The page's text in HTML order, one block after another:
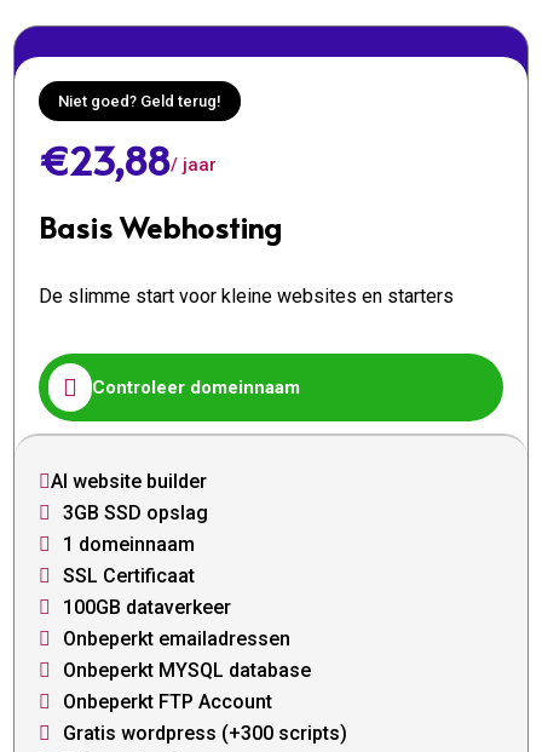
Niet goed? Geld terug!
€23,88/ jaar
Basis Webhosting
De slimme start voor kleine websites en starters
 Controleer domeinnaam
AI website builder
 3GB SSD opslag
 1 domeinnaam
 SSL Certificaat
 100GB dataverkeer
 Onbeperkt emailadressen
 Onbeperkt MYSQL database
 Onbeperkt FTP Account
 Gratis wordpress (+300 scripts)